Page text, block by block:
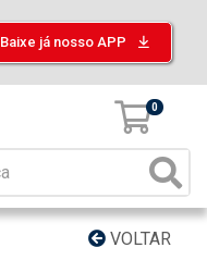
Baixe já nosso APP
0
VOLTAR